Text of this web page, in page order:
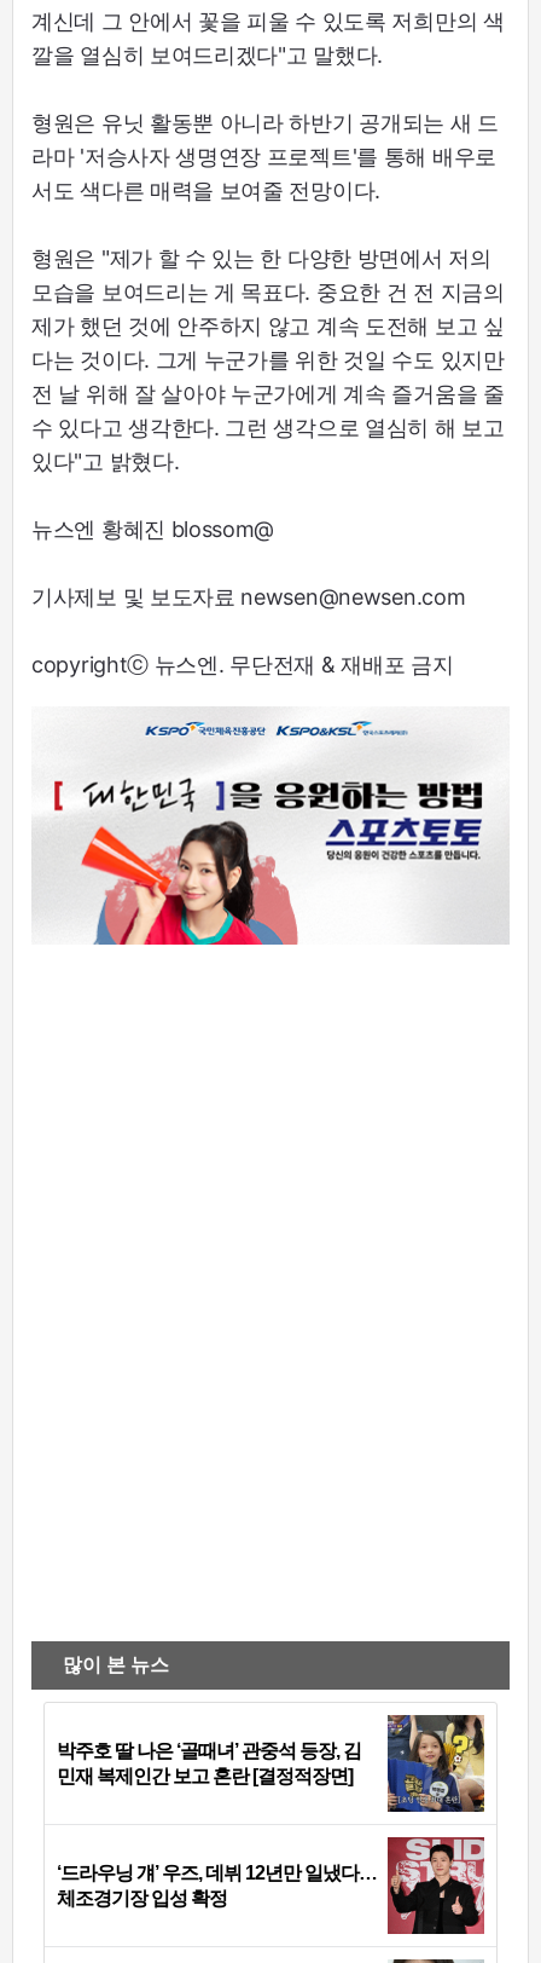
계신데 그 안에서 꽃을 피울 수 있도록 저희만의 색
깔을 열심히 보여드리겠다"고 말했다.
형원은 유닛 활동뿐 아니라 하반기 공개되는 새 드
라마 '저승사자 생명연장 프로젝트'를 통해 배우로
서도 색다른 매력을 보여줄 전망이다.
형원은 "제가 할 수 있는 한 다양한 방면에서 저의
모습을 보여드리는 게 목표다. 중요한 건 전 지금의
제가 했던 것에 안주하지 않고 계속 도전해 보고 싶
다는 것이다. 그게 누군가를 위한 것일 수도 있지만
전 날 위해 잘 살아야 누군가에게 계속 즐거움을 줄
수 있다고 생각한다. 그런 생각으로 열심히 해 보고
있다"고 밝혔다.
뉴스엔 황혜진 blossom@
기사제보 및 보도자료 newsen@newsen.com
copyrightⓒ 뉴스엔. 무단전재 & 재배포 금지
많이 본 뉴스
박주호 딸 나은 ‘골때녀’ 관중석 등장, 김
민재 복제인간 보고 혼란 [결정적장면]
‘드라우닝 걔’ 우즈, 데뷔 12년만 일냈다…
체조경기장 입성 확정